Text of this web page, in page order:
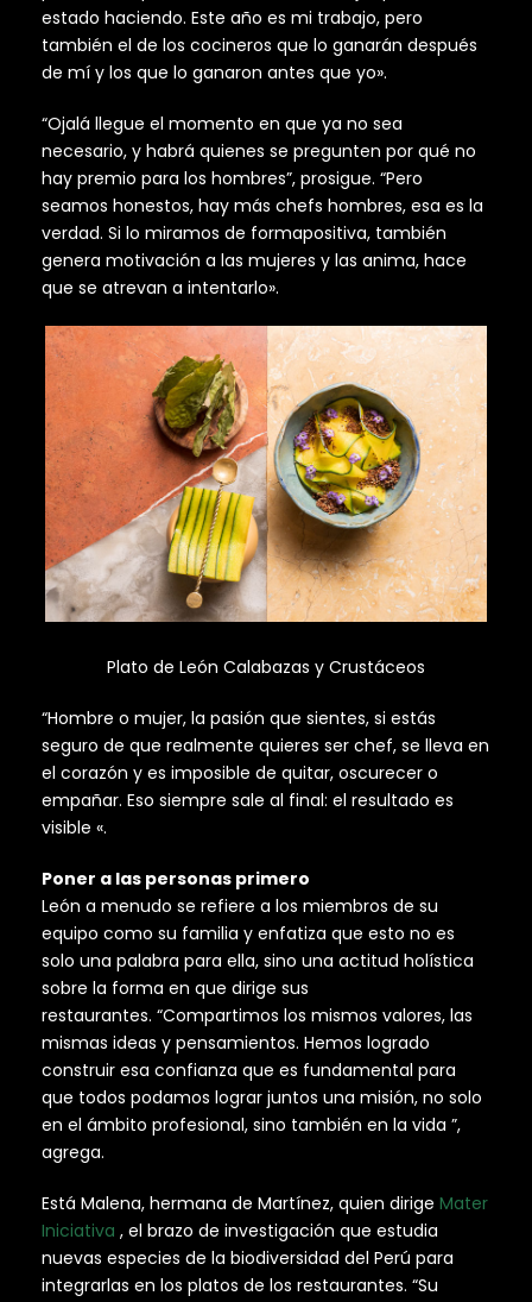
estado haciendo. Este año es mi trabajo, pero
también el de los cocineros que lo ganarán después
de mí y los que lo ganaron antes que yo».
“Ojalá llegue el momento en que ya no sea
necesario, y habrá quienes se pregunten por qué no
hay premio para los hombres”, prosigue. “Pero
seamos honestos, hay más chefs hombres, esa es la
verdad. Si lo miramos de formapositiva, también
genera motivación a las mujeres y las anima, hace
que se atrevan a intentarlo».
Plato de León Calabazas y Crustáceos
“Hombre o mujer, la pasión que sientes, si estás
seguro de que realmente quieres ser chef, se lleva en
el corazón y es imposible de quitar, oscurecer o
empañar. Eso siempre sale al final: el resultado es
visible «.
Poner a las personas primero
León a menudo se refiere a los miembros de su
equipo como su familia y enfatiza que esto no es
solo una palabra para ella, sino una actitud holística
sobre la forma en que dirige sus
restaurantes. “Compartimos los mismos valores, las
mismas ideas y pensamientos. Hemos logrado
construir esa confianza que es fundamental para
que todos podamos lograr juntos una misión, no solo
en el ámbito profesional, sino también en la vida ”,
agrega.
Está Malena, hermana de Martínez, quien dirige Mater
Iniciativa , el brazo de investigación que estudia
nuevas especies de la biodiversidad del Perú para
integrarlas en los platos de los restaurantes. “Su